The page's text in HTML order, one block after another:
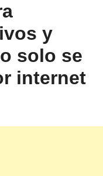
y
solo se
internet